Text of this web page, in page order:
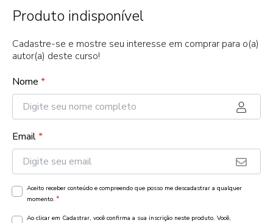
Produto indisponível
Cadastre-se e mostre seu interesse em comprar para o(a)
autor(a) deste curso!
Nome *
Email*
Aceito receber conteúdo e compreendo que posso me descadastrar a qualquer
momento. *
Ao clicar em Cadastrar, você confirma a sua inscrição neste produto. Você,